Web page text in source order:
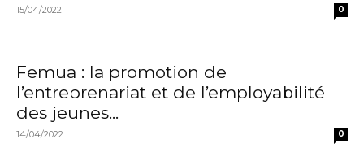
15/04/2022 0
Femua : la promotion de
l’entreprenariat et de l’employabilité
des jeunes...
14/04/2022 0